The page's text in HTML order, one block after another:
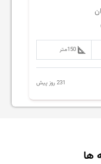
150متر
231 روز پیش
ها